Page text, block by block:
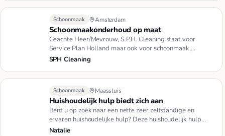
Schoonmaak Amsterdam
Schoonmaakonderhoud op maat
Geachte Heer/Mevrouw, S.P.H. Cleaning staat voor
Service Plan Holland maar ook voor schoonmaak,
kwaliteit en dienstverle…
SPH Cleaning
Schoonmaak Maassluis
Huishoudelijk hulp biedt zich aan
Bent u op zoek naar een nette zeer zelfstandige en
ervaren huishoudelijke hulp? Deze huishoudelijk hulp
heeft nog tijd o…
Natalie